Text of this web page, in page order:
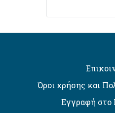
Όροι χρήσης και
Εγγραφή